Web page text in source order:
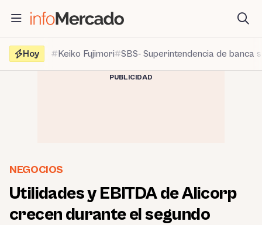
contenido
Hoy
Keiko Fujimori SBS- Superintendencia de banca
PUBLICIDAD
NEGOCIOS
Utilidades y EBITDA de Alicorp
crecen durante el segundo